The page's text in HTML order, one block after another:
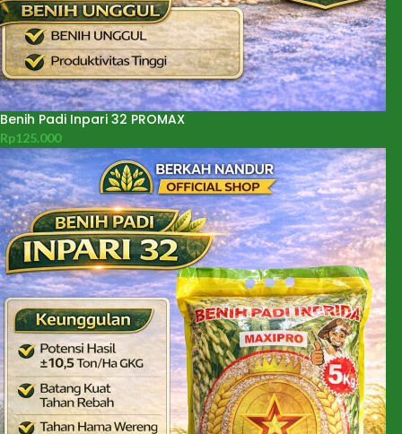
Benih Padi Inpari 32 PROMAX
Rp125.000